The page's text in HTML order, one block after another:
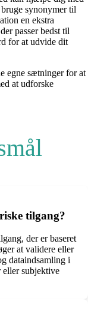
synonymer til
en ekstra
passer bedst til
for at udvide dit
egne sætninger for at
at udforske
tilgang?
der er baseret
at validere eller
dataindsamling i
eller subjektive